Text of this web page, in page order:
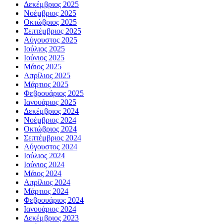
Δεκέμβριος 2025
Νοέμβριος 2025
Οκτώβριος 2025
Σεπτέμβριος 2025
Αύγουστος 2025
Ιούλιος 2025
Ιούνιος 2025
Μάιος 2025
Απρίλιος 2025
Μάρτιος 2025
Φεβρουάριος 2025
Ιανουάριος 2025
Δεκέμβριος 2024
Νοέμβριος 2024
Οκτώβριος 2024
Σεπτέμβριος 2024
Αύγουστος 2024
Ιούλιος 2024
Ιούνιος 2024
Μάιος 2024
Απρίλιος 2024
Μάρτιος 2024
Φεβρουάριος 2024
Ιανουάριος 2024
Δεκέμβριος 2023